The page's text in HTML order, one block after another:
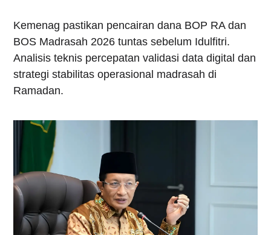
Kemenag pastikan pencairan dana BOP RA dan
BOS Madrasah 2026 tuntas sebelum Idulfitri.
Analisis teknis percepatan validasi data digital dan
strategi stabilitas operasional madrasah di
Ramadan.